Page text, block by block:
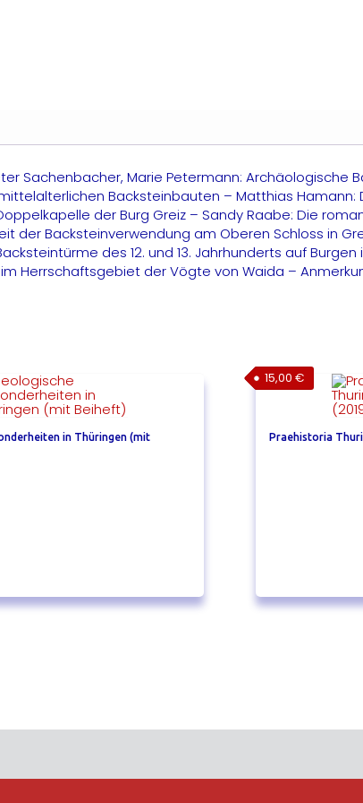
Sachenbacher, Marie Petermann: Archäologische
Backsteinbauten – Matthias Hamann:
der Burg Greiz – Sandy Raabe: Die
der Backsteinverwendung am Oberen Schloss in
des 12. und 13. Jahrhunderts auf
Herrschaftsgebiet der Vögte von Waida –
in Thüringen (mit
Praehistoria
15,00€